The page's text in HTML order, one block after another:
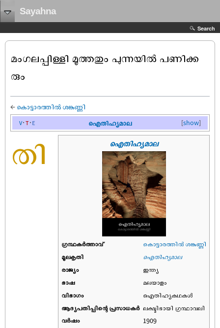
Sayahna
Search
മംഗലപ്പിള്ളി മൂത്തതും പുന്നയിൽ പണിക്ക
രും
← കൊട്ടാരത്തിൽ ശങ്കുണ്ണി
[show]
v t e ഐതിഹ്യമാല
ഐതിഹ്യമാല
ഗ്രന്ഥകർത്താവ്
കൊട്ടാരത്തിൽ ശങ്കുണ്ണി
മൂലകൃതി
ഐതിഹ്യമാല
രാജ്യം
ഇന്ത്യ
ഭാഷ
മലയാളം
വിഭാഗം
ഐതിഹ്യകഥകൾ
ആദ്യപതിപ്പിന്റെ പ്രസാധകര്‍ ലക്ഷ്മിഭായി ഗ്രന്ഥാവലി
വര്‍ഷം
1909
തി